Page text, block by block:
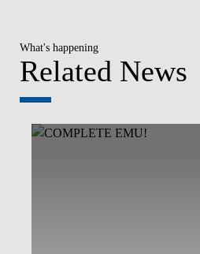
What's happening
Related News